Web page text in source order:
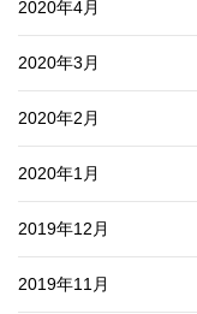
2020年4月
2020年3月
2020年2月
2020年1月
2019年12月
2019年11月